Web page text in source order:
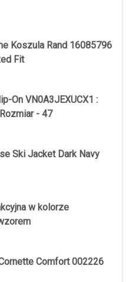
Koszula Rand 16085796
Fit
On VN0A3JEXUCX1 :
- 47
Ski Jacket Dark Navy
w kolorze
Comfort 002226